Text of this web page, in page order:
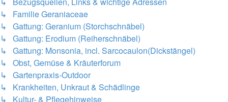
↳ Familie Geraniaceae
↳ Gattung: Geranium (Storchschnäbel)
↳ Gattung: Erodium (Reiherschnäbel)
↳ Gattung: Monsonia, incl. Sarcocaulon(Dickstängel)
↳ Obst, Gemüse & Kräuterforum
↳ Gartenpraxis-Outdoor
↳ Krankheiten, Unkraut & Schädlinge
↳ Kultur- & Pflegehinweise